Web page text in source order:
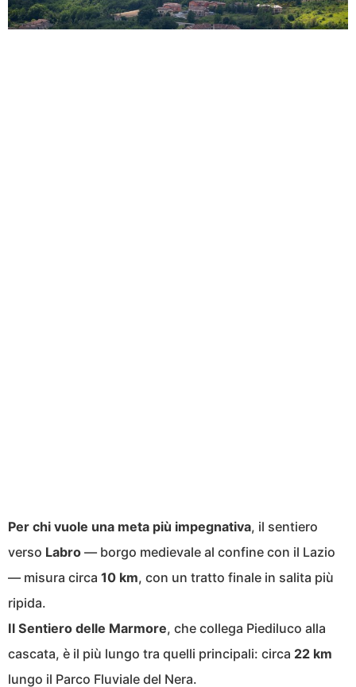
Per chi vuole una meta più impegnativa, il sentiero
verso Labro — borgo medievale al confine con il Lazio
— misura circa 10 km, con un tratto finale in salita più
ripida.
Il Sentiero delle Marmore, che collega Piediluco alla
cascata, è il più lungo tra quelli principali: circa 22 km
lungo il Parco Fluviale del Nera.